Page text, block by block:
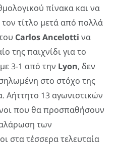
πίνακα και να
τον τίτλο μετά από πολλά
Carlos Ancelotti να
της παιχνίδι για το
3-1 από την Lyon, δεν
στο στόχο της
Αήττητο 13 αγωνιστικών
που θα προσπαθήσουν
των
στα τέσσερα τελευταία